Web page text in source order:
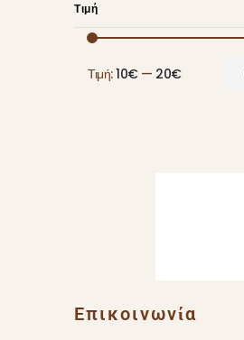
Τιμή
Τιμή:10€— 20€
Επικοινωνία